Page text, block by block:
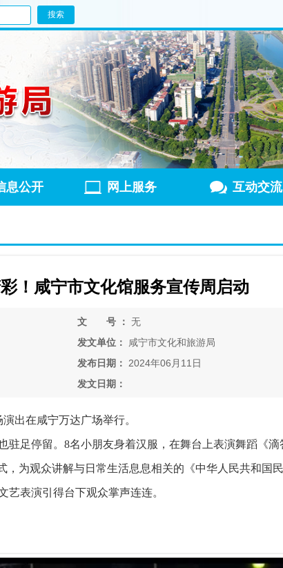
息公开 网上服务 互动交流
！咸宁市文化馆服务宣传周启动
文 号 ： 无
发文单位：
咸宁市文化和旅游局
发布日期：
2024年06月11日
发文日期：
出在咸宁万达广场举行。
驻足停留。8名小朋友身着汉服，在舞台上表演舞蹈《
为观众讲解与日常生活息息相关的《中华人民共和
表演引得台下观众掌声连连。